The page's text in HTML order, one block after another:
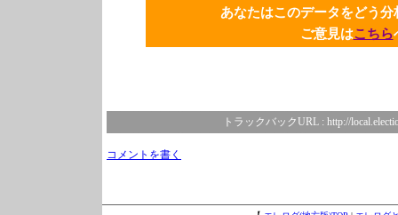
あなたはこのデータをどう
ご意見はこちら
トラックバックURL : http://
コメントを書く